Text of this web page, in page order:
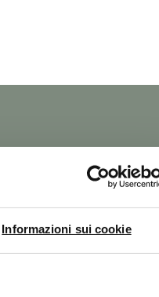
Informazioni sui cookie